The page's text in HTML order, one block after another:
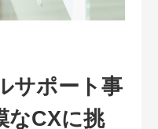
サポート事
なCXに挑